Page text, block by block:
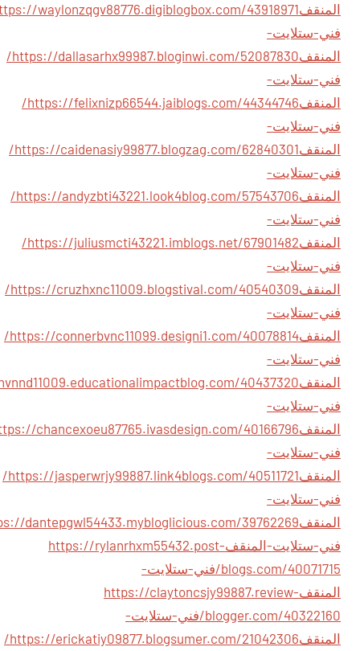
المنقف
فني-ستلايت-
المنقف
https://dallasarhx99987.bloginwi.com/52087830/
فني-ستلايت-
المنقف
https://felixnizp66544.jaiblogs.com/44344746/
فني-ستلايت-
المنقف
https://caidenasiy99877.blogzag.com/62840301/
فني-ستلايت-
المنقف
https://andyzbti43221.look4blog.com/57543706/
فني-ستلايت-
المنقف
https://juliusmcti43221.imblogs.net/67901482/
فني-ستلايت-
المنقف
https://cruzhxnc11009.blogstival.com/40540309/
فني-ستلايت-
المنقف
https://connerbvnc11099.designi1.com/40078814/
فني-ستلايت-
المنقف
فني-ستلايت-
المنقف
فني-ستلايت-
المنقف
https://jasperwrjy99887.link4blogs.com/40511721/
فني-ستلايت-
المنقف
فني-ستلايت-المنقفhttps://rylanrhxm55432.post-
blogs.com/40071715/فني-ستلايت-
المنقفhttps://claytoncsjy99887.review-
blogger.com/40322160/فني-ستلايت-
المنقف
https://erickatiy09877.blogsumer.com/21042306/